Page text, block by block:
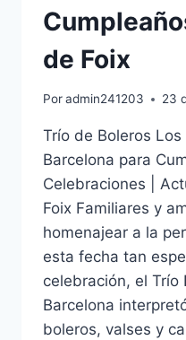
de Foix
Poradmin241203 23
Trío de Boleros
Barcelona para
Celebraciones |
Foix Familiares y
homenajear a la
esta fecha tan
celebración, el Trío
Barcelona
boleros, valses y